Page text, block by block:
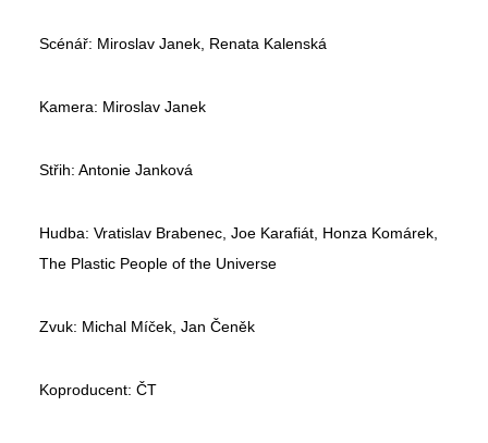
Scénář: Miroslav Janek, Renata Kalenská
Kamera: Miroslav Janek
Střih: Antonie Janková
Hudba: Vratislav Brabenec, Joe Karafiát, Honza Komárek,
The Plastic People of the Universe
Zvuk: Michal Míček, Jan Čeněk
Koproducent: ČT